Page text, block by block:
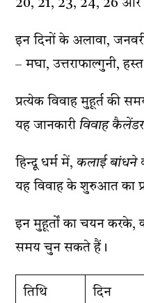
20, 21, 23, 24, 26 और
इन दिनों के अलावा,
– मघा, उत्तराफाल्गुनी,
प्रत्येक विवाह मुहूर्त की
यह जानकारीविवाह
हिन्दू धर्म में,कलाई बांधने
यह विवाह के शुरुआत का
इन मुहूर्तों का चयन
समय चुन सकते हैं।
तिथि दिन